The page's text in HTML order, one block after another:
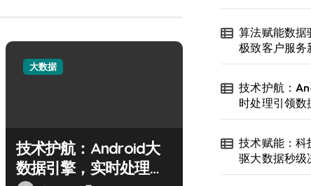
大数据
技术护航：Android大
数据引擎，实时处理引
算法赋能数据
极致客户服务
技术护航：
时处理引领数
技术赋能：科
驱大数据秒级